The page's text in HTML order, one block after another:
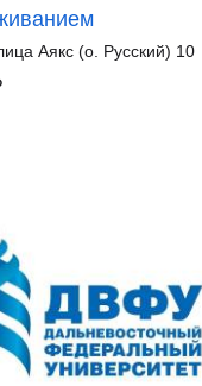
Аякс (о. Русский) 10